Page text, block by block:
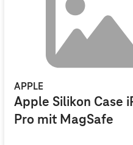
APPLE
Apple Silikon Case
Pro mit MagSafe